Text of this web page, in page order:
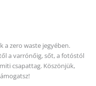
a zero waste jegyében.
a varrónőig, sőt, a fotóstól
csapattag. Köszönjük,